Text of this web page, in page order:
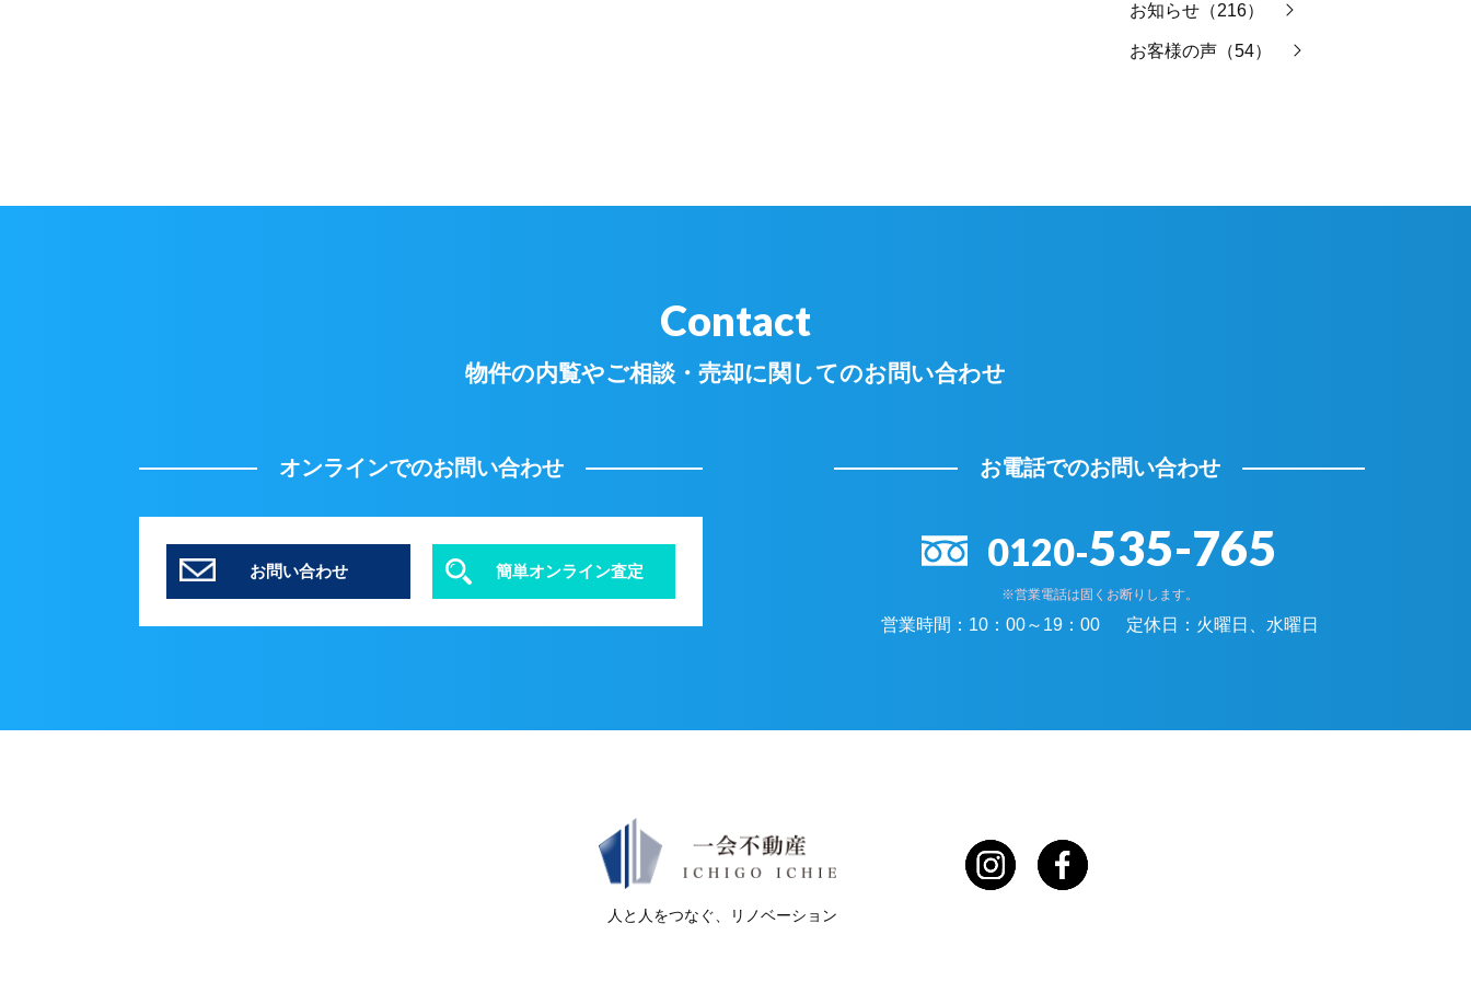
お知らせ（216）
お客様の声（54）
Contact
物件の内覧やご相談・ 売却に関してのお問い合わせ
お電話でのお問い合わせ
0120-535-765
※営業電話は固くお断りします。
営業時間： 10：00～19：00 定休日： 火曜日、水曜日
オンラインでのお問い合わせ
お問い合わせ 簡単オンライン査定
人と人をつなぐ、リノベーション